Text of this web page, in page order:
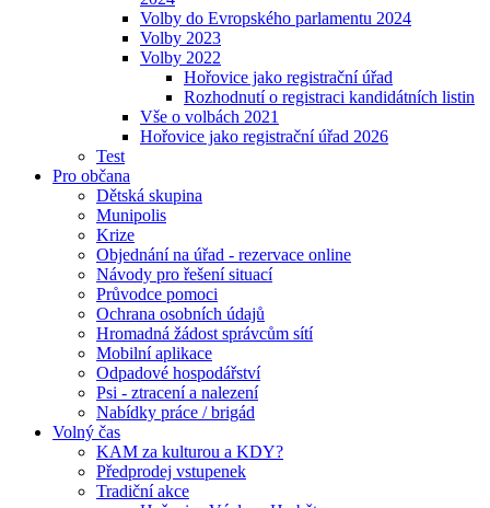
Volby do Evropského parlamentu 2024
Volby 2023
Volby 2022
Hořovice jako registrační úřad
Rozhodnutí o registraci kandidátních listin
Vše o volbách 2021
Hořovice jako registrační úřad 2026
Test
Pro občana
Dětská skupina
Munipolis
Krize
Objednání na úřad - rezervace online
Návody pro řešení situací
Průvodce pomoci
Ochrana osobních údajů
Hromadná žádost správcům sítí
Mobilní aplikace
Odpadové hospodářství
Psi - ztracení a nalezení
Nabídky práce / brigád
Volný čas
KAM za kulturou a KDY?
Předprodej vstupenek
Tradiční akce